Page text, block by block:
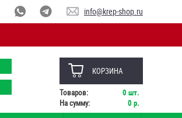
info@krep-shop.ru
КОРЗИНА
Товаров: 0 шт.
На сумму:
0 р.